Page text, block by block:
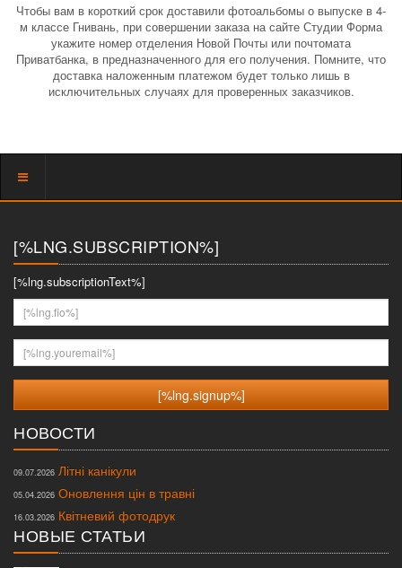
Чтобы вам в короткий срок доставили фотоальбомы о выпуске в 4-
м классе Гнивань, при совершении заказа на сайте Студии Форма
укажите номер отделения Новой Почты или почтомата
Приватбанка, в предназначенного для его получения. Помните, что
доставка наложенным платежом будет только лишь в
исключительных случаях для проверенных заказчиков.
Показать
[%LNG.SUBSCRIPTION%]
[%lng.subscriptionText%]
[%lng.fio%]
[%lng.youremail%]
НОВОСТИ
09.07.2026 Літні канікули
05.04.2026 Оновлення цін в травні
16.03.2026 Квітневий фотодрук
НОВЫЕ СТАТЬИ